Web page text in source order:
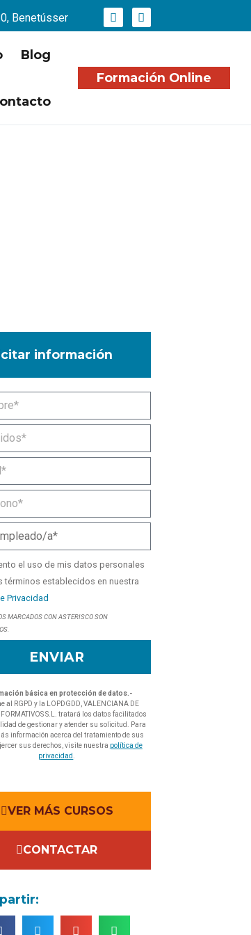
Benetússer
Blog
Formación Online
información
el uso de mis datos personales
términos establecidos en nuestra
Privacidad
MARCADOS CON ASTERISCO SON
ENVIAR
básica en protección de datos.-
al RGPD y la LOPDGDD, VALENCIANA DE
FORMATIVOS S.L. tratará los datos facilitados
de gestionar y atender su solicitud. Para
información acerca del tratamiento de sus
sus derechos, visite nuestra política de
privacidad
VER MÁS CURSOS
CONTACTAR